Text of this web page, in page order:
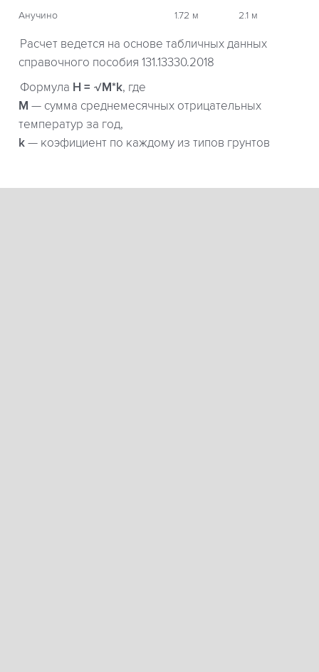
Анучино 1.72 м 2.1 м
Расчет ведется на основе табличных данных
справочного пособия 131.13330.2018
Формула H = √M*k, где
М — сумма среднемесячных отрицательных
температур за год,
k — коэфициент по каждому из типов грунтов